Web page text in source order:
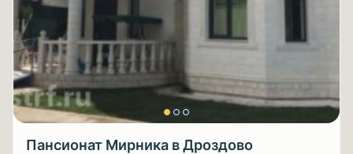
Пансионат Мирника в Дроздово